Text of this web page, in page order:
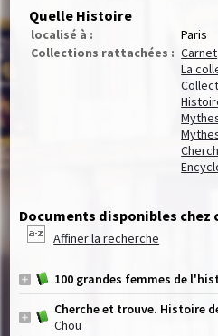
Quelle Histoire
localisé à :
Paris
Collections rattachées : Carnet
La
Documents disponibles chez
Affiner la recherche
100 grandes femmes de
Cherche et trouve. Histoire
Chou